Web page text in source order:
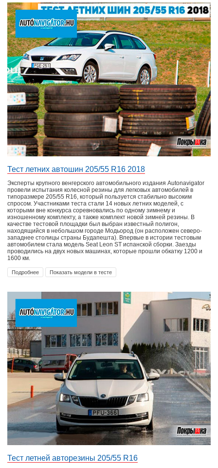
Тест летних автошин 205/55 R16 2018
Эксперты крупного венгерского автомобильного издания Autonavigator
провели испытания колесной резины для легковых автомобилей в
типоразмере 205/55 R16, который пользуется стабильно высоким
спросом. Участниками теста стали 14 новых летних моделей, с
которыми вне конкурса соревновались по одному зимнему и
изношенному комплекту, а также комплект новой зимней резины. В
качестве тестовой площадки был выбран известный полигон,
находящийся в небольшом городе Модьород (он расположен северо-
западнее столицы страны Будапешта). Впервые в истории тестовым
автомобилем стала модель Seat Leon ST испанской сборки. Заезды
проводились на двух новых машинах, которые прошли обкатку 1200 и
1600 км.
Подробнее Показать модели в тесте
Тест летней авторезины 205/55 R16